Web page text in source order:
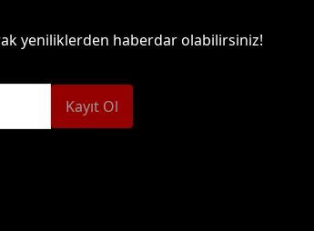
yeniliklerden haberdar olabilirsiniz!
Kayıt Ol